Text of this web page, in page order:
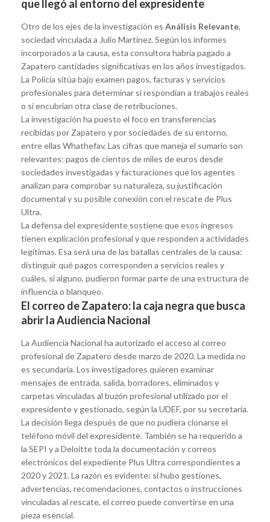
que llegó al entorno del expresidente
Otro de los ejes de la investigación es Análisis Relevante,
sociedad vinculada a Julio Martínez. Según los informes
incorporados a la causa, esta consultora habría pagado a
Zapatero cantidades significativas en los años investigados.
La Policía sitúa bajo examen pagos, facturas y servicios
profesionales para determinar si respondían a trabajos reales
o si encubrían otra clase de retribuciones.
La investigación ha puesto el foco en transferencias
recibidas por Zapatero y por sociedades de su entorno,
entre ellas Whathefav. Las cifras que maneja el sumario son
relevantes: pagos de cientos de miles de euros desde
sociedades investigadas y facturaciones que los agentes
analizan para comprobar su naturaleza, su justificación
documental y su posible conexión con el rescate de Plus
Ultra.
La defensa del expresidente sostiene que esos ingresos
tienen explicación profesional y que responden a actividades
legítimas. Esa será una de las batallas centrales de la causa:
distinguir qué pagos corresponden a servicios reales y
cuáles, si alguno, pudieron formar parte de una estructura de
influencia o blanqueo.
El correo de Zapatero: la caja negra que busca
abrir la Audiencia Nacional
La Audiencia Nacional ha autorizado el acceso al correo
profesional de Zapatero desde marzo de 2020. La medida no
es secundaria. Los investigadores quieren examinar
mensajes de entrada, salida, borradores, eliminados y
carpetas vinculadas al buzón profesional utilizado por el
expresidente y gestionado, según la UDEF, por su secretaria.
La decisión llega después de que no pudiera clonarse el
teléfono móvil del expresidente. También se ha requerido a
la SEPI y a Deloitte toda la documentación y correos
electrónicos del expediente Plus Ultra correspondientes a
2020 y 2021. La razón es evidente: si hubo gestiones,
advertencias, recomendaciones, contactos o instrucciones
vinculadas al rescate, el correo puede convertirse en una
pieza esencial.